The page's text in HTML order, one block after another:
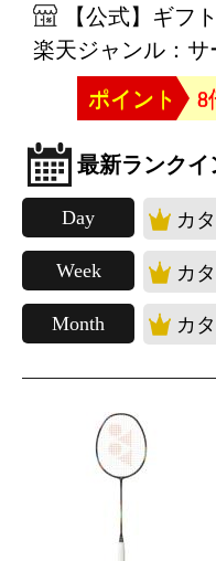
【公式】ギフ
楽天ジャンル：
ポイント
8
最新ランクイ
Day カ
Week カ
Month カ